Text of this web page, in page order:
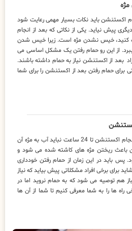
اکستنشن باید نکات بسیار مهمی رعایت شود
پیش نیاید. یکی از نکاتی که بعد از انجام
کنید، خیس نشدن مژه است. زیرا خیس شدن
ببرد. از این رو حمام رفتن یک مشکل اساسی می
بعد از اکستنشن نیاز به حمام داشته باشند.
برای حمام رفتن بعد از اکستنشن را برای شما
دقت داشته باشید که بعد از انجام اکستنشن تا 24 ساعت نباید آب به مژه آن
باعث ریختن مژه های کاشته شده می شود و
پس باید در این زمان از حمام رفتن خودداری
برای برخی افراد مشکلاتی پیش بیاید که نیاز
هم توصیه می شود که به حمام نروید اما در
راه ها را به شما معرفی کنیم تا شما از آن ها